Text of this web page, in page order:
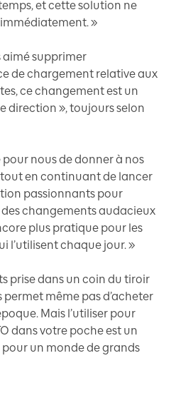
et cette solution ne
»
aimé supprimer
de chargement relative aux
ce changement est un
direction », toujours selon
pour nous de donner à nos
tout en continuant de lancer
passionnants pour
des changements audacieux
plus pratique pour les
l’utilisent chaque jour. »
prise dans un coin du tiroir
même pas d’acheter
Mais l’utiliser pour
dans votre poche est un
un monde de grands